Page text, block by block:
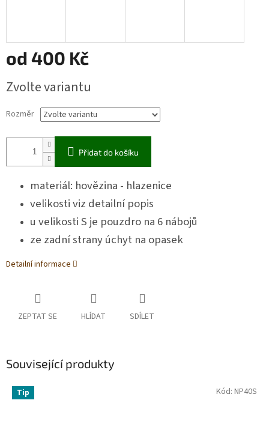
od 400 Kč
cena:
Zvolte variantu
Rozměr
Přidat do košíku
materiál: hovězina - hlazenice
velikosti viz detailní popis
u velikosti S je pouzdro na 6 nábojů
ze zadní strany úchyt na opasek
Detailní informace
ZEPTAT SE HLÍDAT SDÍLET
Související produkty
Tip Kód: NP40S